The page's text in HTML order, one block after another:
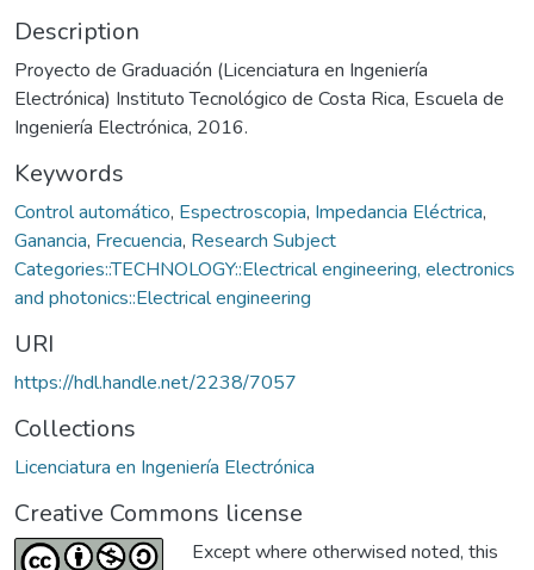
Description
Proyecto de Graduación (Licenciatura en Ingeniería
Electrónica) Instituto Tecnológico de Costa Rica, Escuela de
Ingeniería Electrónica, 2016.
Keywords
Control automático, Espectroscopia, Impedancia Eléctrica,
Ganancia, Frecuencia, Research Subject
Categories::TECHNOLOGY::Electrical engineering, electronics
and photonics::Electrical engineering
URI
https://hdl.handle.net/2238/7057
Collections
Licenciatura en Ingeniería Electrónica
Creative Commons license
Except where otherwised noted, this